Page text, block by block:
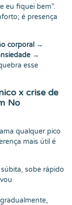
eu fiquei bem”.
é presença
corporal →
→
esse
x crise de
No
qualquer pico
mais útil é
sobe rápido